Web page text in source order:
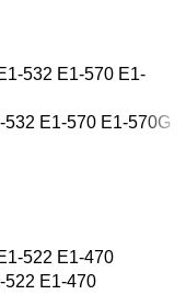
E1-570 E1-570G
522 E1-470